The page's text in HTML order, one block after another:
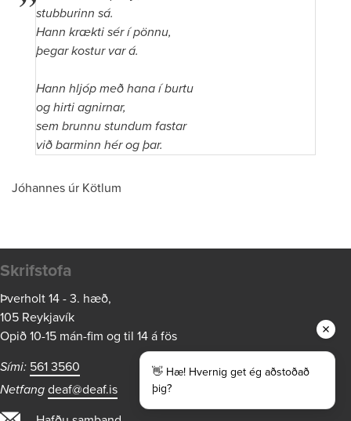
stubburinn sá.
Hann krækti sér í pönnu,
þegar kostur var á.
Hann hljóp með hana í burtu
og hirti agnirnar,
sem brunnu stundum fastar
við barminn hér og þar.
Jóhannes úr Kötlum
Skrifstofa
Þverholt 14 - 3. hæð,
105 Reykjavík
Opið 10-15 mán-fim og til 14 á fös
Sími: 561 3560
Netfang deaf@deaf.is
👋 Hæ! Hvernig get ég aðstoðað
þig?